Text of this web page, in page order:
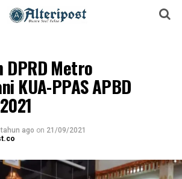
DPRD Metro
KUA-PPAS APBD
tahun ago on 21/09/2021